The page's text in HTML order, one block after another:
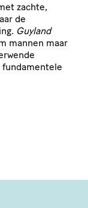
zachte,
de
Guyland
mannen maar